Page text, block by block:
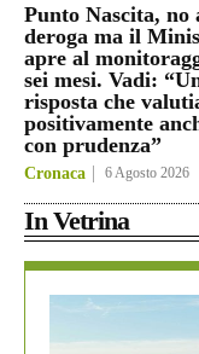
Punto Nascita, no
deroga ma il
apre al
sei mesi. Vadi:
risposta che
positivamente
con prudenza”
Cronaca 6 Agosto 2026
In Vetrina